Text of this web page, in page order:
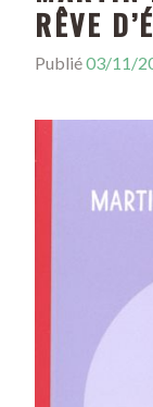
RÊVE
Publié03/11/